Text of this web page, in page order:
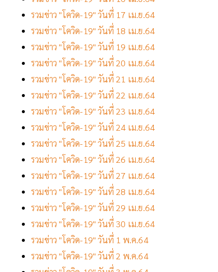
รวมข่าว "โควิด-19" วันที่ 17 เม.ย.64
รวมข่าว "โควิด-19" วันที่ 18 เม.ย.64
รวมข่าว "โควิด-19" วันที่ 19 เม.ย.64
รวมข่าว "โควิด-19" วันที่ 20 เม.ย.64
รวมข่าว "โควิด-19" วันที่ 21 เม.ย.64
รวมข่าว "โควิด-19" วันที่ 22 เม.ย.64
รวมข่าว "โควิด-19" วันที่ 23 เม.ย.64
รวมข่าว "โควิด-19" วันที่ 24 เม.ย.64
รวมข่าว "โควิด-19" วันที่ 25 เม.ย.64
รวมข่าว "โควิด-19" วันที่ 26 เม.ย.64
รวมข่าว "โควิด-19" วันที่ 27 เม.ย.64
รวมข่าว "โควิด-19" วันที่ 28 เม.ย.64
รวมข่าว "โควิด-19" วันที่ 29 เม.ย.64
รวมข่าว "โควิด-19" วันที่ 30 เม.ย.64
รวมข่าว "โควิด-19" วันที่ 1 พ.ค.64
รวมข่าว "โควิด-19" วันที่ 2 พ.ค.64